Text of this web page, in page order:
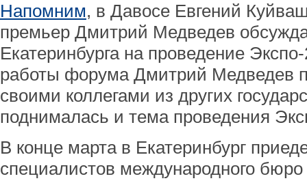
Напомним, в Давосе Евгений
премьер Дмитрий Медведев
Екатеринбурга на проведение
работы форума Дмитрий Медведев
своими коллегами из других
поднималась и тема проведения
В конце марта в Екатеринбург
специалистов международного бюро